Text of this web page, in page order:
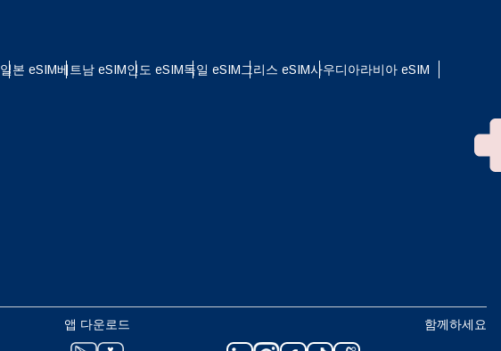
일본 eSIM베트남 eSIM인도 eSIM독일 eSIM그리스 eSIM사우디아라비아 eSIM
앱 다운로드 함께하세요